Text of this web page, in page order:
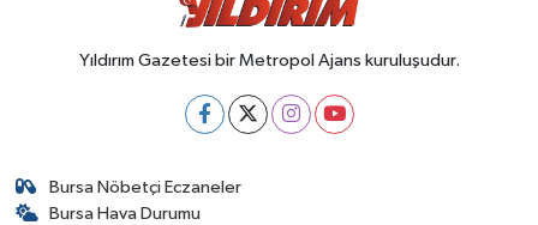
Yıldırım Gazetesi bir Metropol Ajans kuruluşudur.
Bursa Nöbetçi Eczaneler
Bursa Hava Durumu